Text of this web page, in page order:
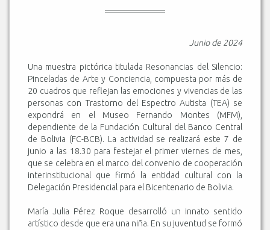
Junio de 2024
Una muestra pictórica titulada Resonancias del Silencio:
Pinceladas de Arte y Conciencia, compuesta por más de
20 cuadros que reflejan las emociones y vivencias de las
personas con Trastorno del Espectro Autista (TEA) se
expondrá en el Museo Fernando Montes (MFM),
dependiente de la Fundación Cultural del Banco Central
de Bolivia (FC-BCB). La actividad se realizará este 7 de
junio a las 18.30 para festejar el primer viernes de mes,
que se celebra en el marco del convenio de cooperación
interinstitucional que firmó la entidad cultural con la
Delegación Presidencial para el Bicentenario de Bolivia.
María Julia Pérez Roque desarrolló un innato sentido
artístico desde que era una niña. En su juventud se formó